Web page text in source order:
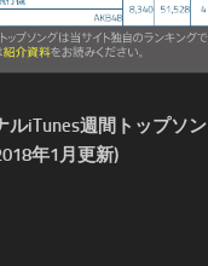
ルiTunes週間トップソン
年1月更新)